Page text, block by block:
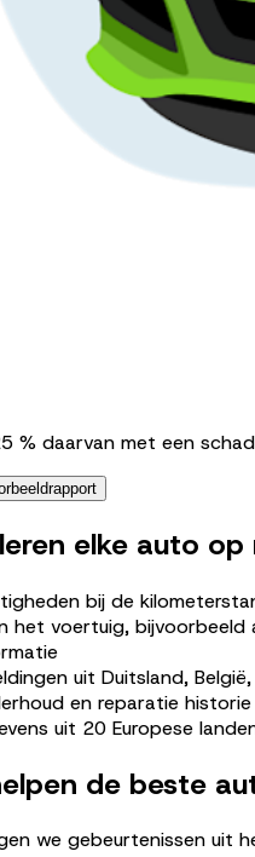
% daarvan met een
elke auto op
bij de
het voertuig, bijvoorbeeld
uit Duitsland,
en reparatie historie
uit 20 Europese
de beste
we gebeurtenissen uit